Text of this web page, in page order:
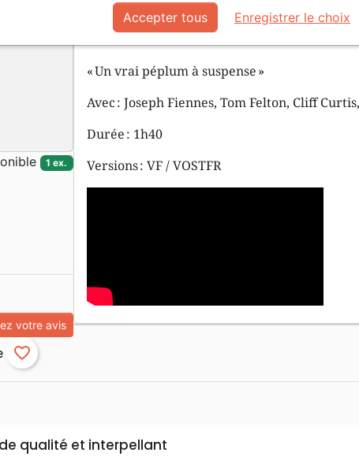
à tout prix mettre fin aux rumeurs
« Un vrai péplum à suspense »
Avec : Joseph Fiennes, Tom Felton, Cliff
Durée : 1h40
Versions : VF / VOSTFR
1 ex.
votre avis
favorite_border
qualité et interpellant
Accepter tous Enregistrer le choix